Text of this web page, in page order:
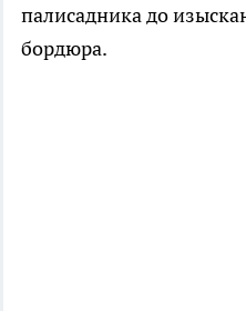
палисадника до
бордюра.